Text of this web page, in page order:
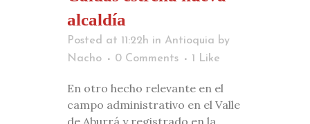
alcaldía
Posted at 11:22h in Antioquia by
Nacho
0 Comments 1 Like
En otro hecho relevante en el
campo administrativo en el Valle
de Aburrá y registrado en la